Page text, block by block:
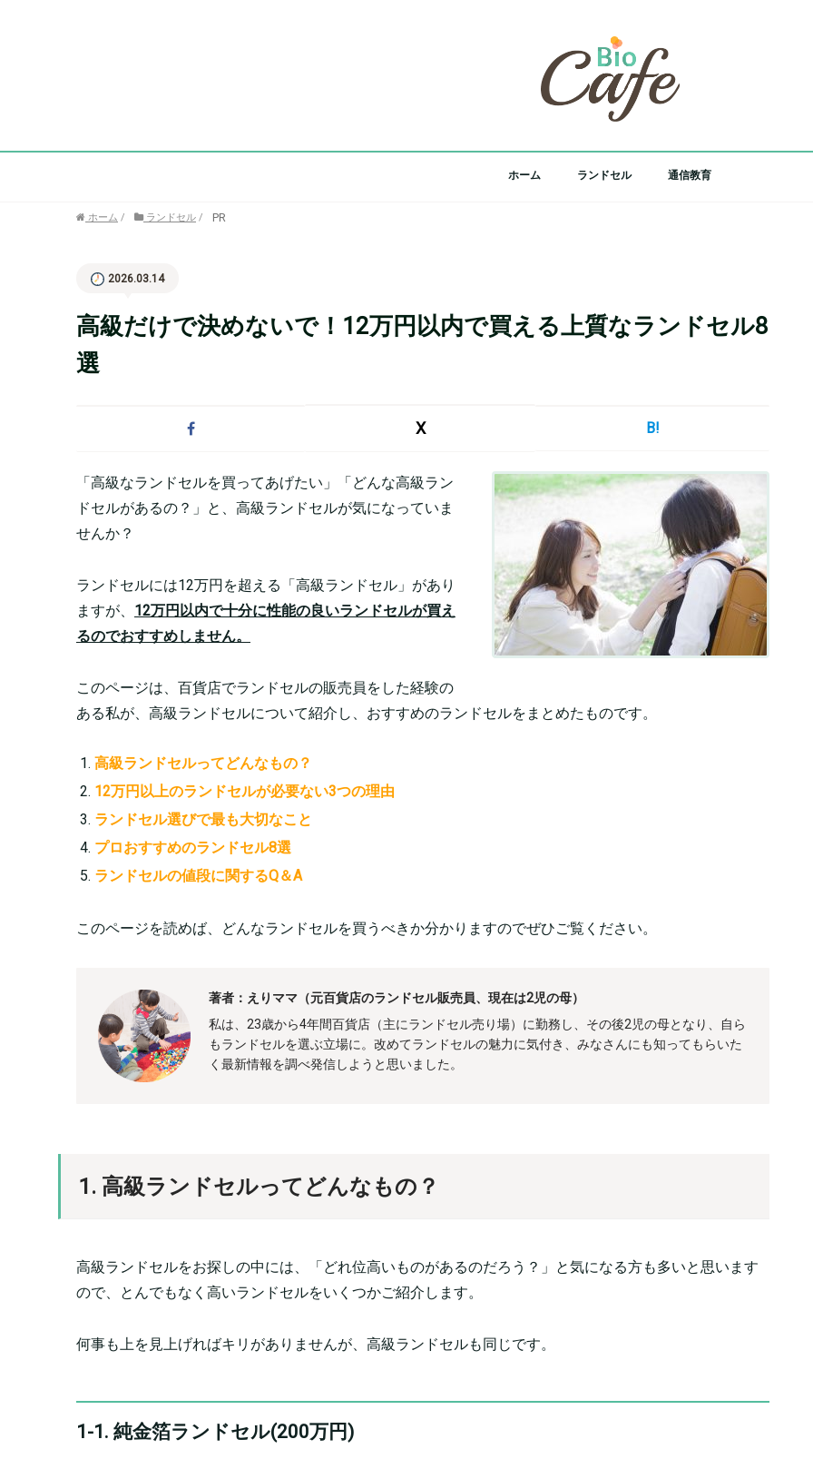
ホーム ランドセル 通信教育
ホーム / ランドセル / PR
2026.03.14
高級だけで決めないで！12万円以内で買える上質なランドセル8
選
X B!
「高級なランドセルを買ってあげたい」「どんな高級ラン
ドセルがあるの？」と、高級ランドセルが気になっていま
せんか？
ランドセルには12万円を超える「高級ランドセル」があり
ますが、 12万円以内で十分に性能の良いランドセルが買え
るのでおすすめしません。
このページは、百貨店でランドセルの販売員をした経験の
ある私が、高級ランドセルについて紹介し、おすすめのランドセルをまとめたものです。
高級ランドセルってどんなもの？
12万円以上のランドセルが必要ない3つの理由
ランドセル選びで最も大切なこと
プロおすすめのランドセル8選
ランドセルの値段に関するQ＆A
このページを読めば、どんなランドセルを買うべきか分かりますのでぜひご覧ください。
著者：えりママ（元百貨店のランドセル販売員、現在は2児の母）
私は、23歳から4年間百貨店（主にランドセル売り場）に勤務し、その後2児の母となり、自ら
もランドセルを選ぶ立場に。改めてランドセルの魅力に気付き、みなさんにも知ってもらいた
く最新情報を調べ発信しようと思いました。
1. 高級ランドセルってどんなもの？
高級ランドセルをお探しの中には、「どれ位高いものがあるのだろう？」と気になる方も多いと思います
ので、とんでもなく高いランドセルをいくつかご紹介します。
何事も上を見上げればキリがありませんが、高級ランドセルも同じです。
1-1. 純金箔ランドセル(200万円)